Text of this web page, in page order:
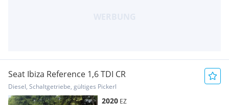
Seat Ibiza Reference 1,6 TDI CR
Diesel, Schaltgetriebe, gültiges Pickerl
2020 EZ